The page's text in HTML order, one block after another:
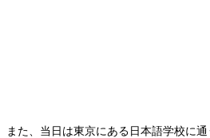
また、当日は東京にある日本語学校に